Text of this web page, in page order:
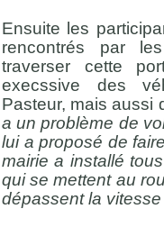
Ensuite les
rencontrés par
traverser cette
execssive des
Pasteur, mais aussi
a un problème de
lui a proposé de
mairie a installé
qui se mettent au
dépassent la